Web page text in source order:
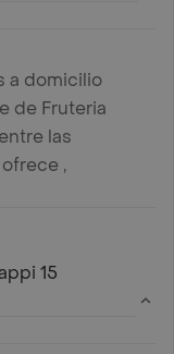
a domicilio
de Fruteria
las
,
15